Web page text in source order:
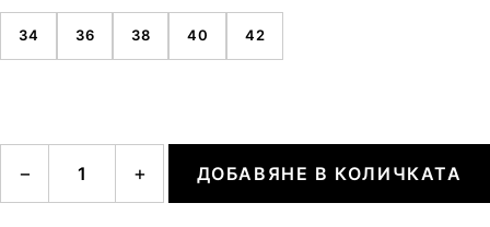
34 36 38 40 42
− + ДОБАВЯНЕ В КОЛИЧКАТА